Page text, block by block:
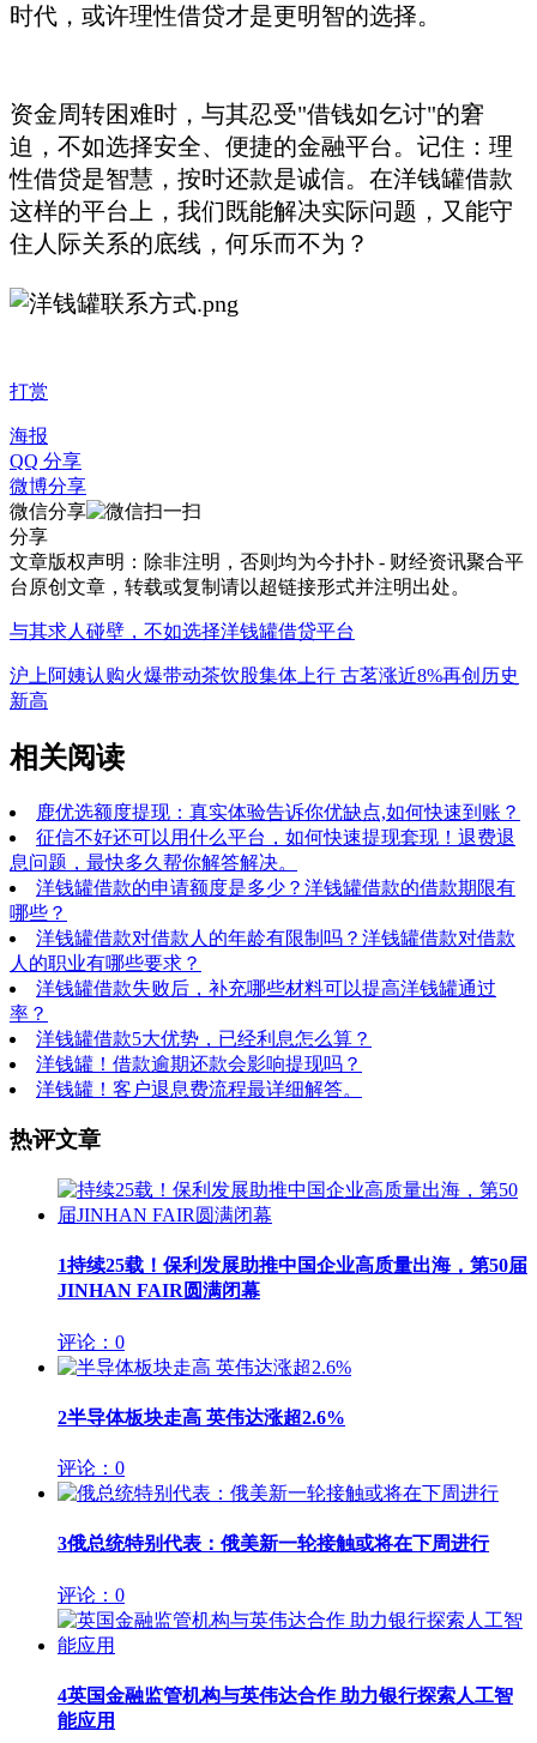
时代，或许理性借贷才是更明智的选择。
资金周转困难时，与其忍受"借钱如乞讨"的窘
迫，不如选择安全、便捷的金融平台。记住：理
性借贷是智慧，按时还款是诚信。在洋钱罐借款
这样的平台上，我们既能解决实际问题，又能守
住人际关系的底线，何乐而不为？
打赏
海报
QQ 分享
微博分享
微信分享
分享
文章版权声明：除非注明，否则均为今扑扑 - 财经资讯聚合平
台 原创文章，转载或复制请以超链接形式并注明出处。
与其求人碰壁，不如选择洋钱罐借贷平台
沪上阿姨认购火爆带动茶饮股集体上行 古茗涨近8%再创历史
新高
相关阅读
鹿优选额度提现：真实体验告诉你优缺点,如何快速到账？
征信不好还可以用什么平台，如何快速提现套现！退费退
息问题，最快多久帮你解答解决。
洋钱罐借款的申请额度是多少？洋钱罐借款的借款期限有
哪些？
洋钱罐借款对借款人的年龄有限制吗？洋钱罐借款对借款
人的职业有哪些要求？
洋钱罐借款失败后，补充哪些材料可以提高洋钱罐通过
率？
洋钱罐借款5大优势，已经利息怎么算？
洋钱罐！借款逾期还款会影响提现吗？
洋钱罐！客户退息费流程最详细解答。
热评文章
1持续25载！保利发展助推中国企业高质量出海，第50届
JINHAN FAIR圆满闭幕
评论：0
2半导体板块走高 英伟达涨超2.6%
评论：0
3俄总统特别代表：俄美新一轮接触或将在下周进行
评论：0
4英国金融监管机构与英伟达合作 助力银行探索人工智
能应用